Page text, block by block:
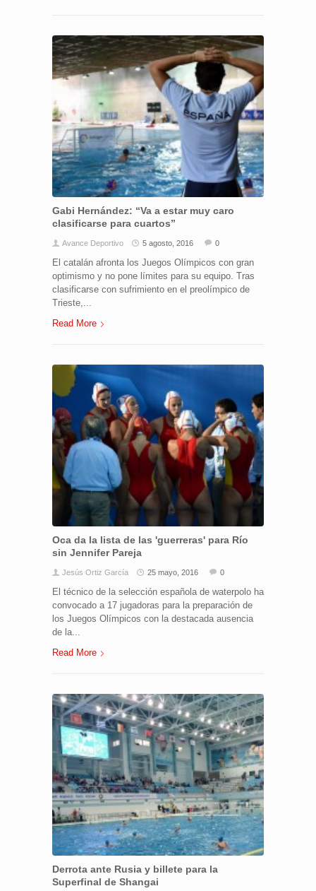
Gabi Hernández: “Va a estar muy caro
clasificarse para cuartos”
Avance Deportivo 5 agosto, 2016 0
El catalán afronta los Juegos Olímpicos con gran
optimismo y no pone límites para su equipo. Tras
clasificarse con sufrimiento en el preolímpico de
Trieste,...
Read More
Oca da la lista de las 'guerreras' para Río
sin Jennifer Pareja
Jesús Ortiz García 25 mayo, 2016 0
El técnico de la selección española de waterpolo ha
convocado a 17 jugadoras para la preparación de
los Juegos Olímpicos con la destacada ausencia
de la...
Read More
Derrota ante Rusia y billete para la
Superfinal de Shangai